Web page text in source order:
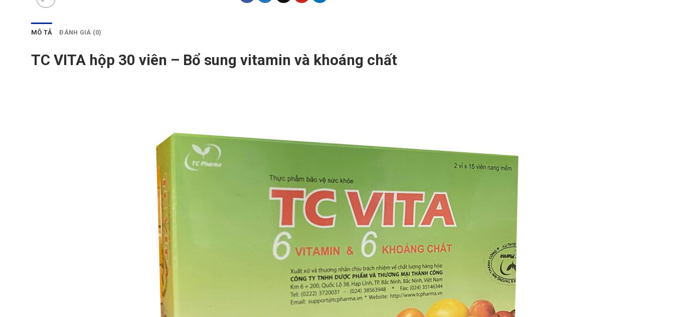
MÔ TẢ ĐÁNH GIÁ (0)
TC VITA hộp 30 viên – Bổ sung vitamin và khoáng chất